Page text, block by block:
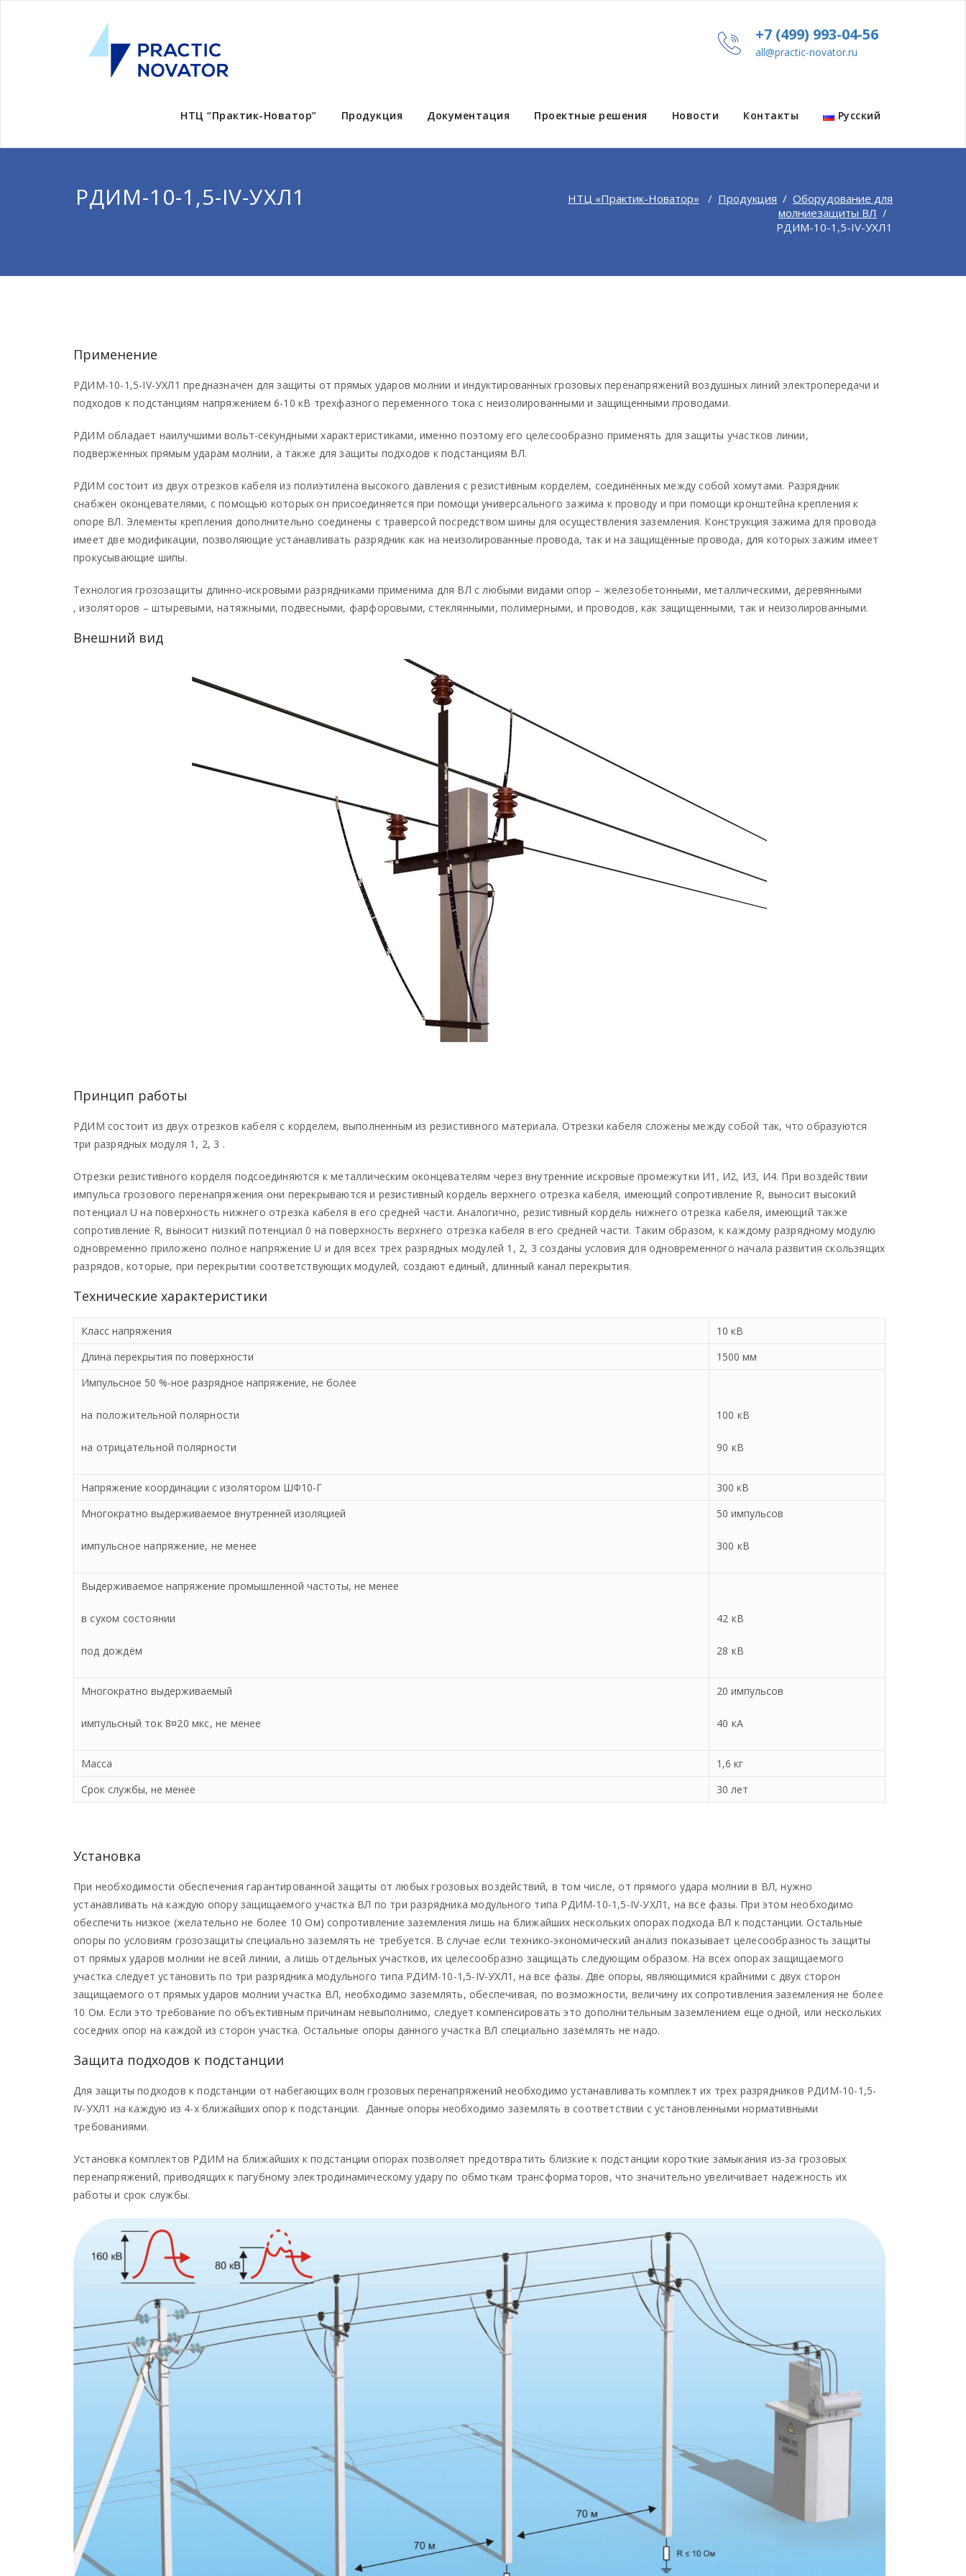
+7 (499) 993-04-56
all@practic-novator.ru
НТЦ “Практик-Новатор” Продукция Документация Проектные решения Новости Контакты Русский
РДИМ-10-1,5-IV-УХЛ1 НТЦ «Практик-Новатор» / Продукция / Оборудование для
молниезащиты ВЛ /
РДИМ-10-1,5-IV-УХЛ1
Применение
РДИМ-10-1,5-IV-УХЛ1 предназначен для защиты от прямых ударов молнии и индуктированных грозовых перенапряжений воздушных линий электропередачи и
подходов к подстанциям напряжением 6-10 кВ трехфазного переменного тока с неизолированными и защищенными проводами.
РДИМ обладает наилучшими вольт-секундными характеристиками, именно поэтому его целесообразно применять для защиты участков линии,
подверженных прямым ударам молнии, а также для защиты подходов к подстанциям ВЛ.
РДИМ состоит из двух отрезков кабеля из полиэтилена высокого давления с резистивным корделем, соединённых между собой хомутами. Разрядник
снабжён оконцевателями, с помощью которых он присоединяется при помощи универсального зажима к проводу и при помощи кронштейна крепления к
опоре ВЛ. Элементы крепления дополнительно соединены с траверсой посредством шины для осуществления заземления. Конструкция зажима для провода
имеет две модификации, позволяющие устанавливать разрядник как на неизолированные провода, так и на защищённые провода, для которых зажим имеет
прокусывающие шипы.
Технология грозозащиты длинно-искровыми разрядниками применима для ВЛ с любыми видами опор – железобетонными, металлическими, деревянными
, изоляторов – штыревыми, натяжными, подвесными, фарфоровыми, стеклянными, полимерными, и проводов, как защищенными, так и неизолированными.
Внешний вид
Принцип работы
РДИМ состоит из двух отрезков кабеля с корделем, выполненным из резистивного материала. Отрезки кабеля сложены между собой так, что образуются
три разрядных модуля 1, 2, 3 .
Отрезки резистивного корделя подсоединяются к металлическим оконцевателям через внутренние искровые промежутки И1, И2, И3, И4. При воздействии
импульса грозового перенапряжения они перекрываются и резистивный кордель верхнего отрезка кабеля, имеющий сопротивление R, выносит высокий
потенциал U на поверхность нижнего отрезка кабеля в его средней части. Аналогично, резистивный кордель нижнего отрезка кабеля, имеющий также
сопротивление R, выносит низкий потенциал 0 на поверхность верхнего отрезка кабеля в его средней части. Таким образом, к каждому разрядному модулю
одновременно приложено полное напряжение U и для всех трёх разрядных модулей 1, 2, 3 созданы условия для одновременного начала развития скользящих
разрядов, которые, при перекрытии соответствующих модулей, создают единый, длинный канал перекрытия.
Технические характеристики
Класс напряжения
10 кВ
Длина перекрытия по поверхности
1500 мм
Импульсное 50 %-ное разрядное напряжение, не более
на положительной полярности
на отрицательной полярности
100 кВ
90 кВ
Напряжение координации с изолятором ШФ10-Г
300 кВ
Многократно выдерживаемое внутренней изоляцией
импульсное напряжение, не менее
50 импульсов
300 кВ
Выдерживаемое напряжение промышленной частоты, не менее
в сухом состоянии
под дождём
42 кВ
28 кВ
Многократно выдерживаемый
импульсный ток 8¤20 мкс, не менее
20 импульсов
40 кА
Масса
1,6 кг
Срок службы, не менее
30 лет
Установка
При необходимости обеспечения гарантированной защиты от любых грозовых воздействий, в том числе, от прямого удара молнии в ВЛ, нужно
устанавливать на каждую опору защищаемого участка ВЛ по три разрядника модульного типа РДИМ-10-1,5-IV-УХЛ1, на все фазы. При этом необходимо
обеспечить низкое (желательно не более 10 Ом) сопротивление заземления лишь на ближайших нескольких опорах подхода ВЛ к подстанции. Остальные
опоры по условиям грозозащиты специально заземлять не требуется. В случае если технико-экономический анализ показывает целесообразность защиты
от прямых ударов молнии не всей линии, а лишь отдельных участков, их целесообразно защищать следующим образом. На всех опорах защищаемого
участка следует установить по три разрядника модульного типа РДИМ-10-1,5-IV-УХЛ1, на все фазы. Две опоры, являющимися крайними с двух сторон
защищаемого от прямых ударов молнии участка ВЛ, необходимо заземлять, обеспечивая, по возможности, величину их сопротивления заземления не более
10 Ом. Если это требование по объективным причинам невыполнимо, следует компенсировать это дополнительным заземлением еще одной, или нескольких
соседних опор на каждой из сторон участка. Остальные опоры данного участка ВЛ специально заземлять не надо.
Защита подходов к подстанции
Для защиты подходов к подстанции от набегающих волн грозовых перенапряжений необходимо устанавливать комплект их трех разрядников РДИМ-10-1,5-
IV-УХЛ1 на каждую из 4-х ближайших опор к подстанции. Данные опоры необходимо заземлять в соответствии с установленными нормативными
требованиями.
Установка комплектов РДИМ на ближайших к подстанции опорах позволяет предотвратить близкие к подстанции короткие замыкания из-за грозовых
перенапряжений, приводящих к пагубному электродинамическому удару по обмоткам трансформаторов, что значительно увеличивает надежность их
работы и срок службы.